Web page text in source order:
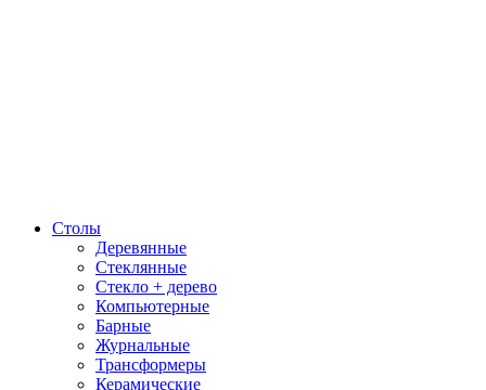
Столы
Деревянные
Стеклянные
Стекло + дерево
Компьютерные
Барные
Журнальные
Трансформеры
Керамические